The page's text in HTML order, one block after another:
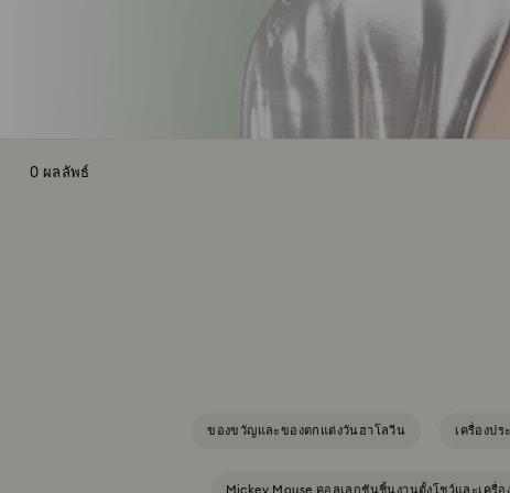
0 ผลลัพธ์
ของขวัญและของตกแต่งวันฮาโลวีน เครื่องป
Mickey Mouse คอลเลกชันชิ้นงานตั้งโชว์และเครื่อ